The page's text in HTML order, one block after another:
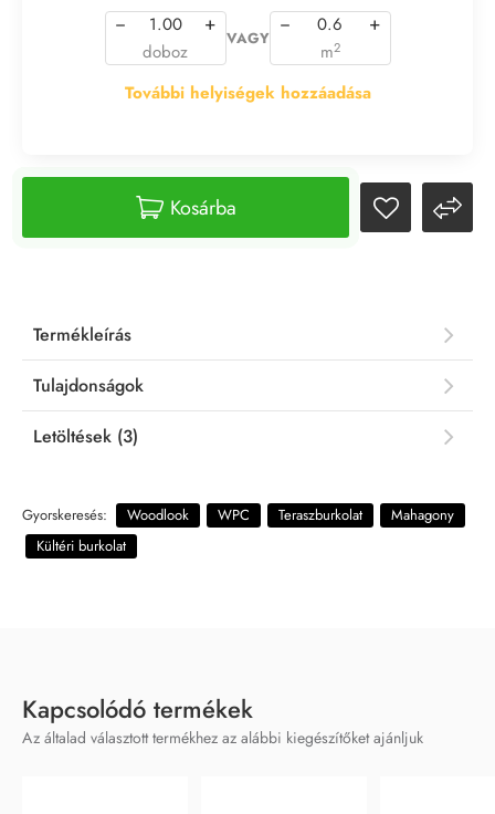
További helyiségek hozzáadása
− +
doboz
VAGY
− +
m2
Kosárba
Termékleírás
Tulajdonságok
Letöltések (3)
Gyorskeresés: Woodlook WPC Teraszburkolat
Mahagony
Kültéri burkolat
Kapcsolódó termékek
Az általad választott termékhez az alábbi kiegészítőket ajánljuk